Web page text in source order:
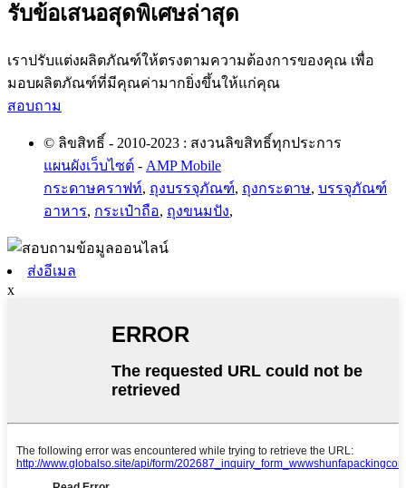
รับข้อเสนอสุดพิเศษล่าสุด
เราปรับแต่งผลิตภัณฑ์ให้ตรงตามความต้องการของคุณ เพื่อ
มอบผลิตภัณฑ์ที่มีคุณค่ามากยิ่งขึ้นให้แก่คุณ
สอบถาม
© ลิขสิทธิ์ - 2010-2023 : สงวนลิขสิทธิ์ทุกประการ
แผนผังเว็บไซต์ - AMP Mobile
กระดาษคราฟท์, ถุงบรรจุภัณฑ์, ถุงกระดาษ, บรรจุภัณฑ์
อาหาร, กระเป๋าถือ, ถุงขนมปัง,
ส่งอีเมล
x